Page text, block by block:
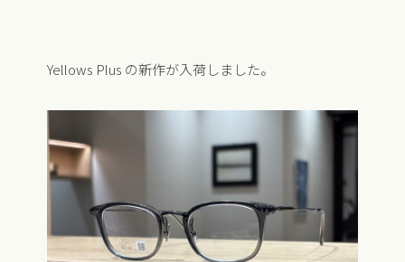
Yellows Plus の新作が入荷しました。